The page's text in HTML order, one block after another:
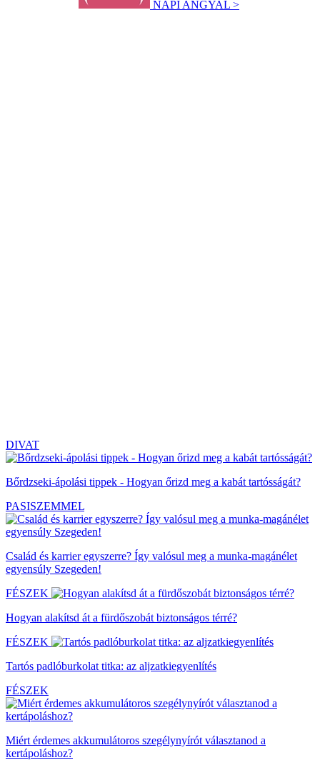
NAPI ANGYAL >
DIVAT
Bőrdzseki-ápolási tippek - Hogyan őrizd meg a kabát tartósságát?
PASISZEMMEL
Család és karrier egyszerre? Így valósul meg a munka-magánélet
egyensúly Szegeden!
FÉSZEK
Hogyan alakítsd át a fürdőszobát biztonságos térré?
FÉSZEK
Tartós padlóburkolat titka: az aljzatkiegyenlítés
FÉSZEK
Miért érdemes akkumulátoros szegélynyírót választanod a
kertápoláshoz?